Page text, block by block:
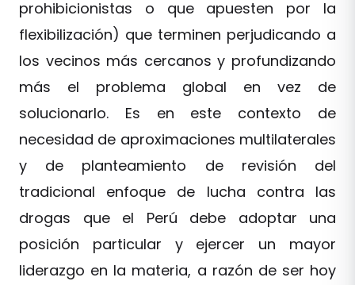
prohibicionistas o que apuesten por la
flexibilización) que terminen perjudicando a
los vecinos más cercanos y profundizando
más el problema global en vez de
solucionarlo. Es en este contexto de
necesidad de aproximaciones multilaterales
y de planteamiento de revisión del
tradicional enfoque de lucha contra las
drogas que el Perú debe adoptar una
posición particular y ejercer un mayor
liderazgo en la materia, a razón de ser hoy